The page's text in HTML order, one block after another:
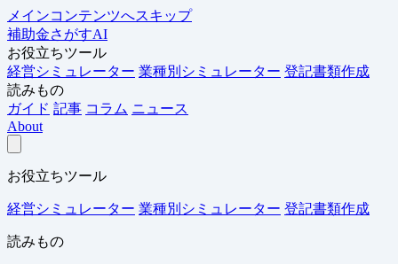
メインコンテンツへスキップ
補助金さがすAI
お役立ちツール
経営シミュレーター 業種別シミュレーター 登記書類作成
読みもの
ガイド 記事 コラム ニュース
About
お役立ちツール
経営シミュレーター 業種別シミュレーター 登記書類作成
読みもの